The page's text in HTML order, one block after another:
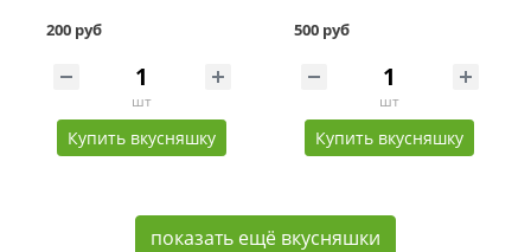
200 руб
шт
Купить вкусняшку
500 руб
шт
Купить вкусняшку
показать ещё вкусняшки